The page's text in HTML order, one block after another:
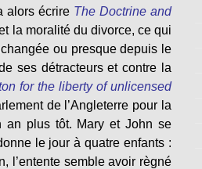
alors écrire The Doctrine and
la moralité du divorce, ce qui
ou presque depuis le
ses détracteurs et contre la
for the liberty of unlicensed
de l’Angleterre pour la
an plus tôt. Mary et John se
le jour à quatre enfants :
l’entente semble avoir règné